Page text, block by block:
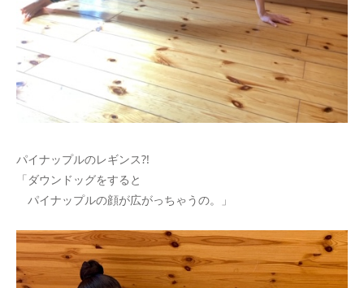
パイナップルのレギンス?!
「ダウンドッグをすると
パイナップルの顔が広がっちゃうの。」